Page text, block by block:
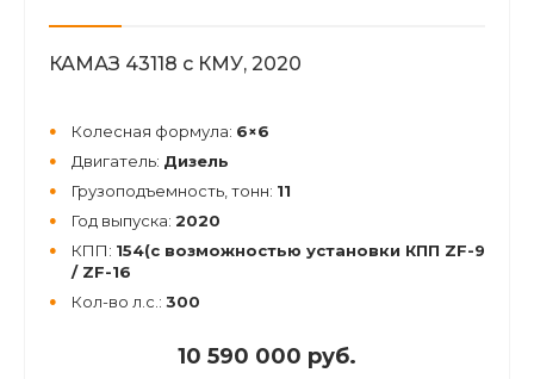
КАМАЗ 43118 с КМУ, 2020
Колесная формула: 6×6
Двигатель: Дизель
Грузоподъемность, тонн: 11
Год выпуска: 2020
КПП: 154(с возможностью установки КПП ZF-9
/ ZF-16
Кол-во л.с.: 300
10 590 000 руб.